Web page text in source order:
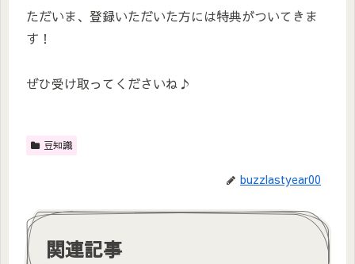
ただいま、登録いただいた方には特典がついてきま
す！
ぜひ受け取ってくださいね♪
豆知識
buzzlastyear00
関連記事